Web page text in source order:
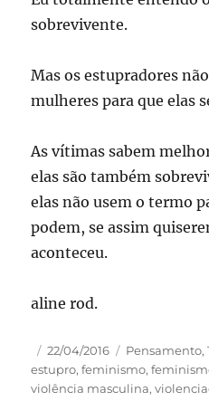
sobrevivente.
Mas os estupradores
mulheres para que elas
As vítimas sabem
elas são também
elas não usem o termo
podem, se assim
aconteceu.
aline rod.
Autor
Publicado
em
22/04/2016 Categorias
Pensamento,
estupro,feminismo,
violência masculina,